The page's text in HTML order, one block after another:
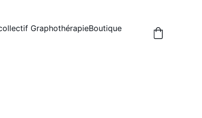
GraphothérapieBoutique